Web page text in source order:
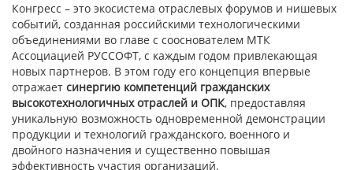
Конгресс – это экосистема отраслевых форумов и нишевых
событий, созданная российскими технологическими
объединениями во главе с сооснователем МТК
Ассоциацией РУССОФТ, с каждым годом привлекающая
новых партнеров. В этом году его концепция впервые
отражает синергию компетенций гражданских
высокотехнологичных отраслей и ОПК, предоставляя
уникальную возможность одновременной демонстрации
продукции и технологий гражданского, военного и
двойного назначения и существенно повышая
эффективность участия организаций.